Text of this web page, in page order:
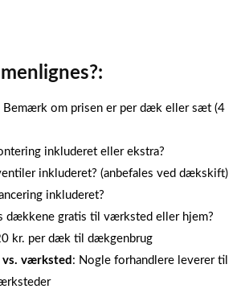
Bemærk om prisen er per dæk eller sæt (4
inkluderet eller ekstra?
inkluderet? (anbefales ved dækskift)
inkluderet?
dækkene gratis til værksted eller hjem?
kr. per dæk til dækgenbrug
vs. værksted : Nogle forhandlere leverer til